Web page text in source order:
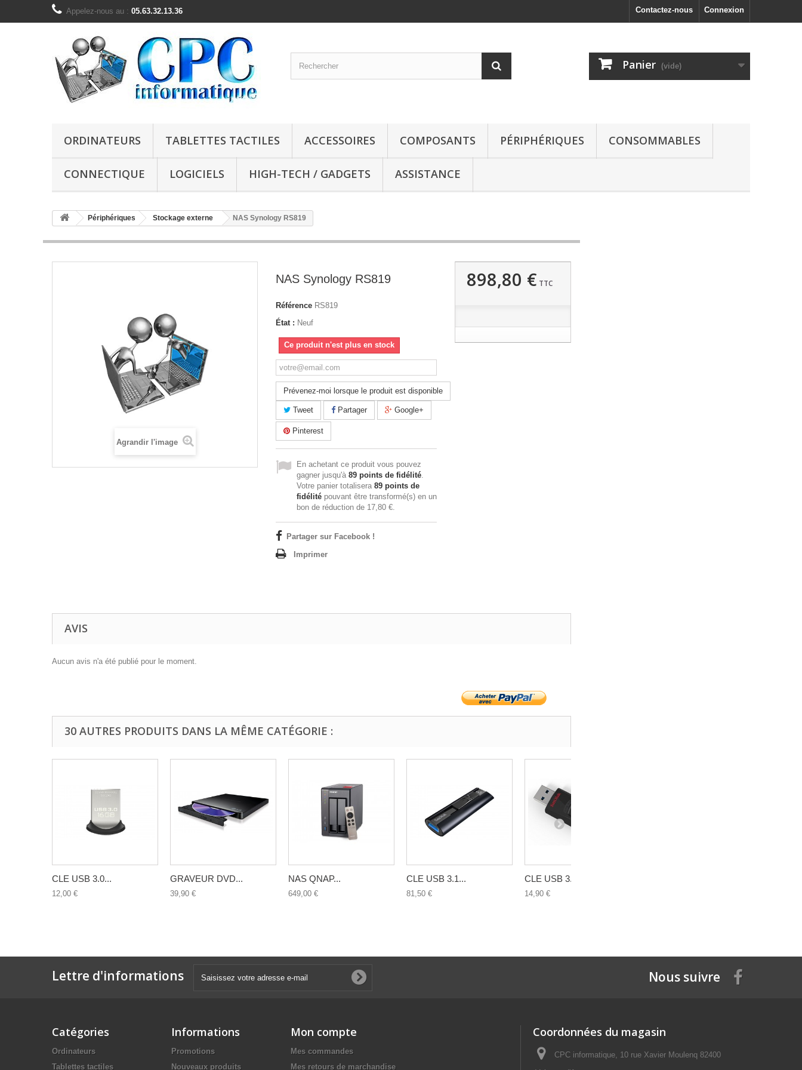
Connexion
Contactez-nous
Appelez-nous au : 05.63.32.13.36
Panier (vide)
ORDINATEURS TABLETTES TACTILES ACCESSOIRES COMPOSANTS PÉRIPHÉRIQUES CONSOMMABLES
CONNECTIQUE LOGICIELS HIGH-TECH / GADGETS ASSISTANCE
Périphériques Stockage externe NAS Synology RS819
Agrandir l'image
NAS Synology RS819
Référence RS819
État : Neuf
Ce produit n'est plus en stock
Prévenez-moi lorsque le produit est disponible
Tweet Partager Google+
Pinterest
En achetant ce produit vous pouvez
gagner jusqu'à 89 points de fidélité.
Votre panier totalisera 89 points de
fidélité pouvant être transformé(s) en un
bon de réduction de 17,80 €.
Partager sur Facebook !
Imprimer
898,80 € TTC
AVIS
Aucun avis n'a été publié pour le moment.
30 AUTRES PRODUITS DANS LA MÊME CATÉGORIE :
CLE USB 3.0...
12,00 €
GRAVEUR DVD...
39,90 €
NAS QNAP...
649,00 €
CLE USB 3.1...
81,50 €
CLE USB 3.0...
14,90 €
Lettre d'informations Nous suivre
Catégories
Ordinateurs
Tablettes tactiles
Informations
Promotions
Nouveaux produits
Mon compte
Mes commandes
Mes retours de marchandise
Coordonnées du magasin
CPC informatique, 10 rue Xavier Moulenq 82400